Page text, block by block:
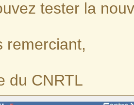
tester la
remerciant,
du CNRTL